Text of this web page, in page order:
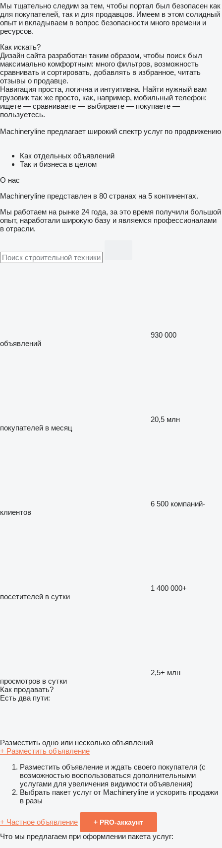
Мы тщательно следим за тем, чтобы портал был безопасен как
для покупателей, так и для продавцов. Имеем в этом солидный
опыт и вкладываем в вопрос безопасности много времени и
ресурсов.
Как искать?
Дизайн сайта разработан таким образом, чтобы поиск был
максимально комфортным: много фильтров, возможность
сравнивать и сортировать, добавлять в избранное, читать
отзывы о продавце.
Навигация проста, логична и интуитивна. Найти нужный вам
грузовик так же просто, как, например, мобильный телефон:
ищете — сравниваете — выбираете — покупаете —
пользуетесь.
Machineryline предлагает широкий спектр услуг по продвижению
Как отдельных объявлений
Так и бизнеса в целом
О нас
Machineryline представлен в 80 странах на 5 континентах.
Мы работаем на рынке 24 года, за это время получили большой
опыт, наработали широкую базу и являемся профессионалами
в отрасли.
930 000
объявлений
20,5 млн
покупателей в месяц
6 500 компаний-
клиентов
1 400 000+
посетителей в сутки
2,5+ млн
просмотров в сутки
Как продавать?
Есть два пути:
Разместить одно или несколько объявлений
+ Разместить объявление
Разместить объявление и ждать своего покупателя (с
возможностью воспользоваться дополнительными
услугами для увеличения видимости объявления)
Выбрать пакет услуг от Machineryline и ускорить продажи
в разы
+ Частное объявление + PRO-аккаунт
Что мы предлагаем при оформлении пакета услуг: